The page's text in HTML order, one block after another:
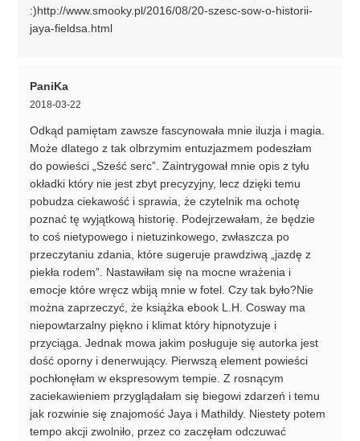
:)http://www.smooky.pl/2016/08/20-szesc-sow-o-historii-
jaya-fieldsa.html
PaniKa
2018-03-22
Odkąd pamiętam zawsze fascynowała mnie iluzja i magia.
Może dlatego z tak olbrzymim entuzjazmem podeszłam
do powieści „Sześć serc”. Zaintrygował mnie opis z tyłu
okładki który nie jest zbyt precyzyjny, lecz dzięki temu
pobudza ciekawość i sprawia, że czytelnik ma ochotę
poznać tę wyjątkową historię. Podejrzewałam, że będzie
to coś nietypowego i nietuzinkowego, zwłaszcza po
przeczytaniu zdania, które sugeruje prawdziwą „jazdę z
piekła rodem”. Nastawiłam się na mocne wrażenia i
emocje które wręcz wbiją mnie w fotel. Czy tak było?Nie
można zaprzeczyć, że książka ebook L.H. Cosway ma
niepowtarzalny piękno i klimat który hipnotyzuje i
przyciąga. Jednak mowa jakim posługuje się autorka jest
dość oporny i denerwujący. Pierwszą element powieści
pochłonęłam w ekspresowym tempie. Z rosnącym
zaciekawieniem przyglądałam się biegowi zdarzeń i temu
jak rozwinie się znajomość Jaya i Mathildy. Niestety potem
tempo akcji zwolniło, przez co zaczęłam odczuwać